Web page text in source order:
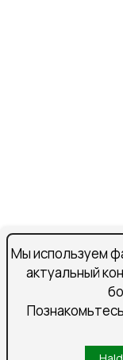
Мы используем
актуальный